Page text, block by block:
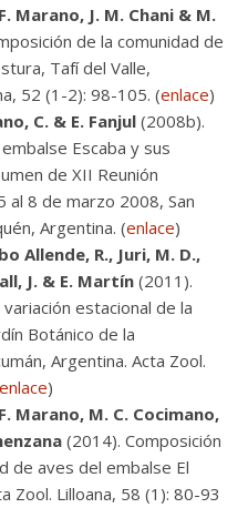
Marano, J. M. Chani & M.
de la comunidad de
Tafí del Valle,
52 (1-2): 98-105. (enlace)
C. & E. Fanjul (2008b).
Escaba y sus
de XII Reunión
al 8 de marzo 2008, San
Argentina. (enlace)
Allende, R., Juri, M. D.,
J. & E. Martín (2011).
estacional de la
Botánico de la
Argentina. Acta Zool.
enlace)
Marano, M. C. Cocimano,
(2014). Composición
de aves del embalse El
Zool. Lilloana, 58 (1): 80-93